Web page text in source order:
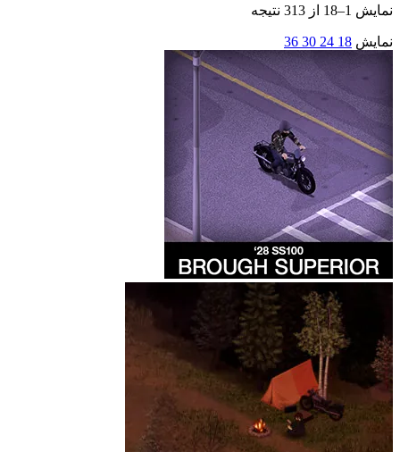
نمایش 1–18 از 313 نتیجه
نمایش 18
24
30
36